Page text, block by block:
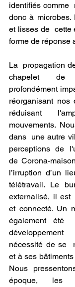
identifiés comme
donc à microbes.
et lisses de  cette
forme de réponse
La  propagation
chapelet de
profondément
réorganisant nos
réduisant
mouvements.
dans  une autre
perceptions de
de Corona-
l’irruption d’un
télétravail. Le
externalisé, il est
et connecté. Un
également été
nécessité de se
et à ses
Nous
époque, les